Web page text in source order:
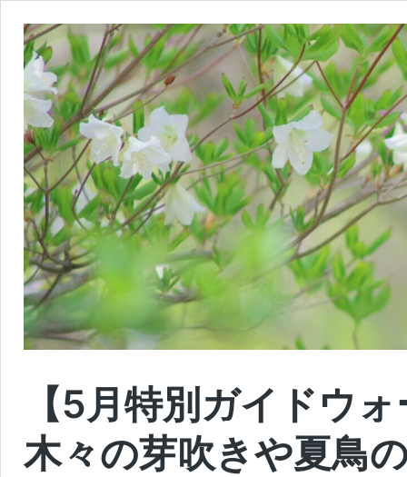
【5月特別ガイドウ
木々の芽吹きや夏鳥